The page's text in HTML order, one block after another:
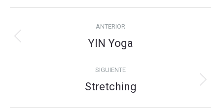
entre
ANTERIOR
Álbum
YIN Yoga
SIGUIENTE
Álbum
Stretching